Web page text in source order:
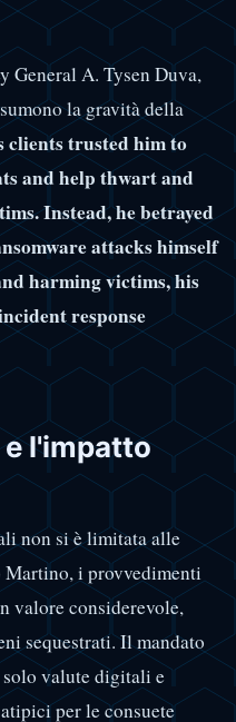
General A. Tysen Duva,
la gravità della
trusted him to
and help thwart and
Instead, he betrayed
attacks himself
harming victims, his
response
l'impatto
non si è limitata alle
i provvedimenti
valore considerevole,
sequestrati. Il mandato
solo valute digitali e
per le consuete